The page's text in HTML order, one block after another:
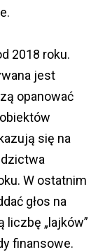
2018 roku.
jest
opanować
się na
W ostatnim
głos na
liczbę „lajków”
finansowe.